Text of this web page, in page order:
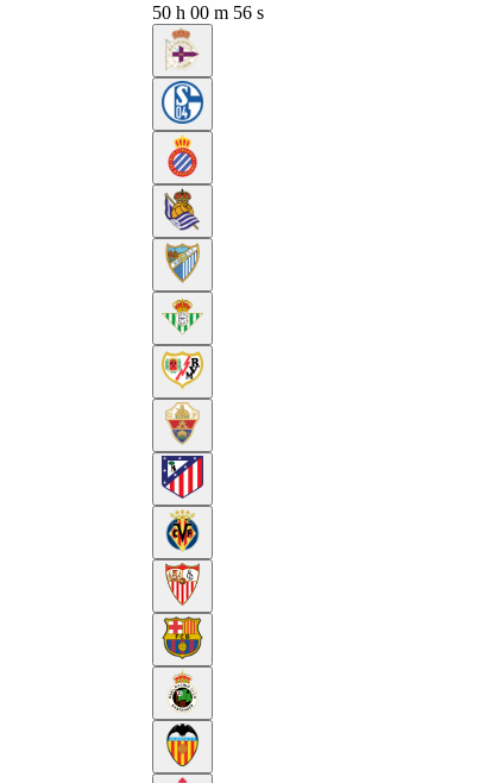
50 h 00 m 55 s